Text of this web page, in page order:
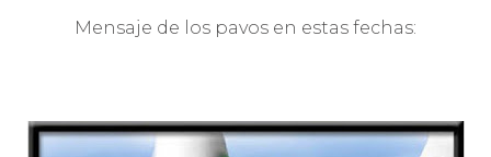
Mensaje de los pavos en estas fechas: